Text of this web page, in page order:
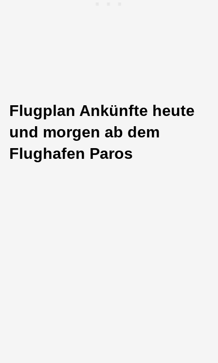
Flugplan Ankünfte heute
und morgen ab dem
Flughafen Paros